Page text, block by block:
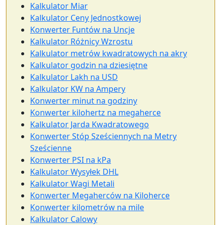
Kalkulator Miar
Kalkulator Ceny Jednostkowej
Konwerter Funtów na Uncje
Kalkulator Różnicy Wzrostu
Kalkulator metrów kwadratowych na akry
Kalkulator godzin na dziesiętne
Kalkulator Lakh na USD
Kalkulator KW na Ampery
Konwerter minut na godziny
Konwerter kilohertz na megaherce
Kalkulator Jarda Kwadratowego
Konwerter Stóp Sześciennych na Metry
Sześcienne
Konwerter PSI na kPa
Kalkulator Wysyłek DHL
Kalkulator Wagi Metali
Konwerter Megaherców na Kiloherce
Konwerter kilometrów na mile
Kalkulator Calowy